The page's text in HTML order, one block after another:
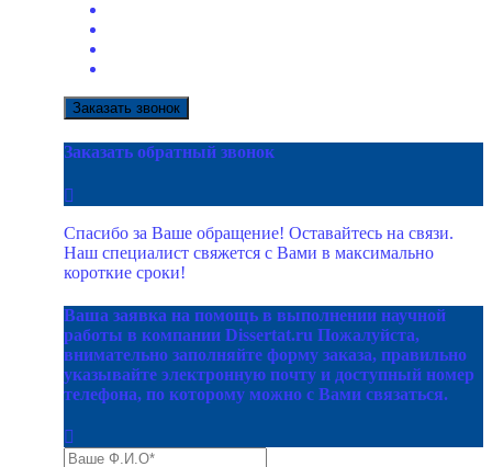
Заказать звонок
Заказать обратный звонок
Спасибо за Ваше обращение! Оставайтесь на связи.
Наш специалист свяжется с Вами в максимально
короткие сроки!
Ваша заявка на помощь в выполнении научной
работы в компании Dissertat.ru Пожалуйста,
внимательно заполняйте форму заказа, правильно
указывайте электронную почту и доступный номер
телефона, по которому можно с Вами связаться.